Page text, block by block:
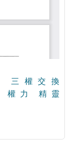
三權交換
權力
精靈